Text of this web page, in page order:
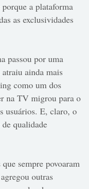
a plataforma
as exclusividades
passou por uma
ainda mais
como um dos
na TV migrou para o
usuários. E, claro, o
qualidade
sempre povoaram
outras